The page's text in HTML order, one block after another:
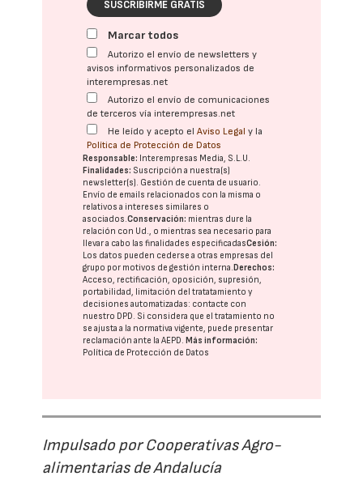
SUSCRIBIRME GRATIS
Marcar todos
Autorizo el envío de newsletters y
avisos informativos personalizados de
interempresas.net
Autorizo el envío de comunicaciones
de terceros vía interempresas.net
He leído y acepto elAviso Legal y la
Política de Protección de Datos
Responsable: Interempresas Media, S.L.U.
Finalidades: Suscripción a nuestra(s)
newsletter(s). Gestión de cuenta de usuario.
Envío de emails relacionados con la misma o
relativos a intereses similares o
asociados.Conservación: mientras dure la
relación con Ud., o mientras sea necesario para
llevar a cabo las finalidades especificadasCesión:
Los datos pueden cederse a otras empresas del
grupo por motivos de gestión interna. Derechos:
Acceso, rectificación, oposición, supresión,
portabilidad, limitación del tratatamiento y
decisiones automatizadas: contacte con
nuestro DPD. Si considera que el tratamiento no
se ajusta a la normativa vigente, puede presentar
reclamación ante laAEPD. Más información:
Política de Protección de Datos
Impulsado por Cooperativas Agro-
alimentarias de Andalucía